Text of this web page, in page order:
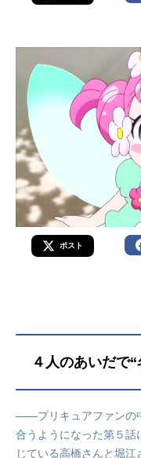
ポスト
４人のあいだで
――プリキュアファンの
合うようになった第５
じている高橋さんと堀